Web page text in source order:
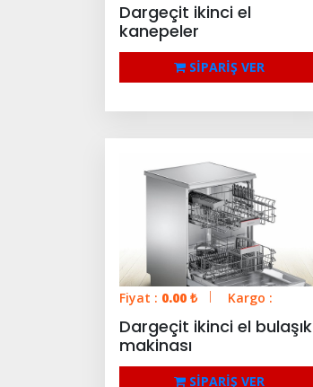
Dargeçit ikinci el
kanepeler
SİPARİŞ VER
Fiyat : 0.00 ₺ Kargo :
Dargeçit ikinci el bulaşık
makinası
SİPARİŞ VER